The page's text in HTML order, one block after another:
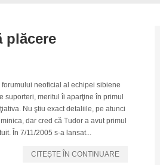
plăcere
neoficial al echipei sibiene
suporteri, meritul îi aparţine în primul
Nu ştiu exact detaliile, pe atunci
dar cred că Tudor a avut primul
În 7/11/2005 s-a lansat...
CITEȘTE ÎN CONTINUARE